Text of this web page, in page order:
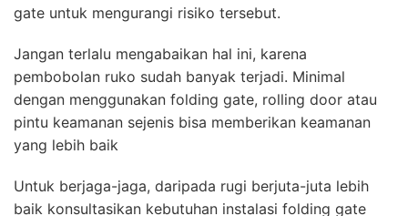
gate untuk mengurangi risiko tersebut.
Jangan terlalu mengabaikan hal ini, karena
pembobolan ruko sudah banyak terjadi. Minimal
dengan menggunakan folding gate, rolling door atau
pintu keamanan sejenis bisa memberikan keamanan
yang lebih baik
Untuk berjaga-jaga, daripada rugi berjuta-juta lebih
baik konsultasikan kebutuhan instalasi folding gate